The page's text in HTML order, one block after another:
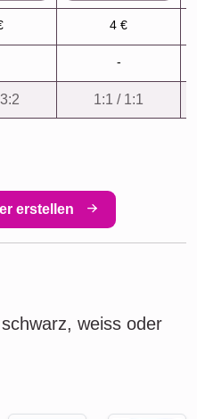
4 €
-
1:1 / 1:1
erstellen
weiss oder